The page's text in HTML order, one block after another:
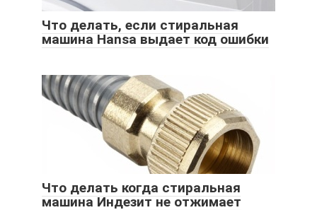
Что делать, если стиральная
машина Hansa выдает код ошибки
Что делать когда стиральная
машина Индезит не отжимает